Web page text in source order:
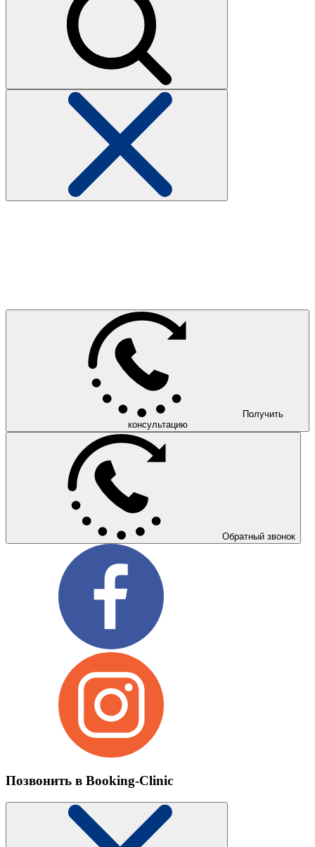
Получить
консультацию
Обратный звонок
Позвонить в Booking-Clinic